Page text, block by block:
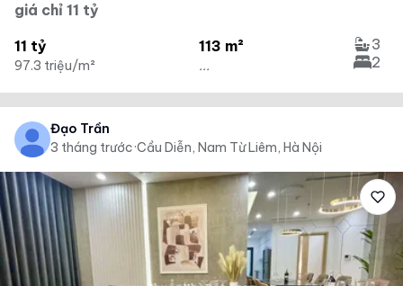
giá chỉ 11 tỷ
11 tỷ
97.3 triệu/m²
113 m²
...
3
2
Đạo Trần
3 tháng trước·Cầu Diễn, Nam Từ Liêm, Hà Nội